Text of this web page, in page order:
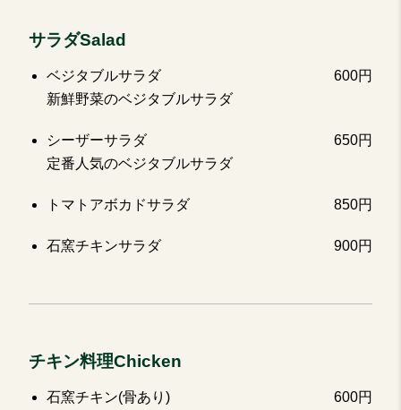
サラダSalad
ベジタブルサラダ
600円
新鮮野菜のベジタブルサラダ
シーザーサラダ
650円
定番人気のベジタブルサラダ
トマトアボカドサラダ 850円
石窯チキンサラダ 900円
チキン料理Chicken
石窯チキン(骨あり)
600円